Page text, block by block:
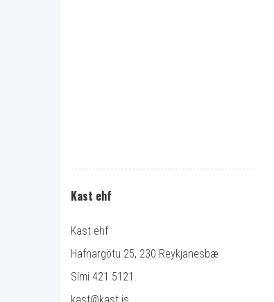
Kast ehf
Kast ehf
Hafnargötu 25, 230 Reykjanesbæ
Sími 421 5121.
kast@kast.is